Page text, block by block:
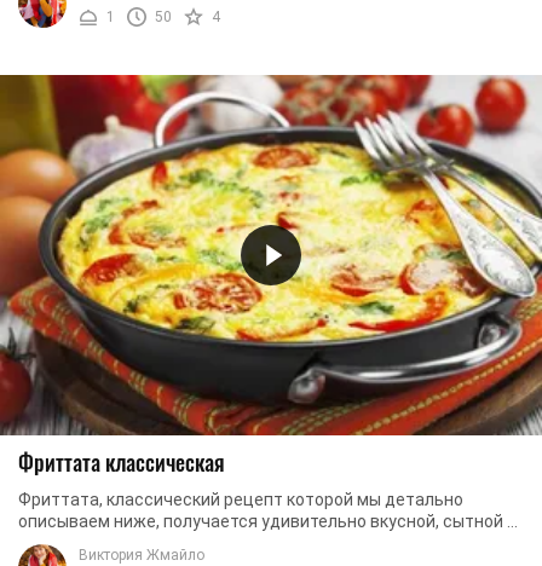
1
50 4
Фриттата классическая
Фриттата, классический рецепт которой мы детально
описываем ниже, получается удивительно вкусной, сытной и
полезной. Такое блюдо идеально подходит ...
Виктория Жмайло